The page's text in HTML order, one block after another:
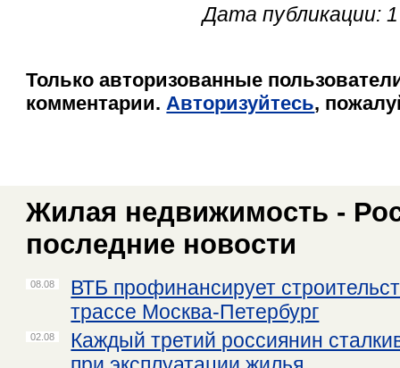
Дата публикации:
Только авторизованные
комментарии. Авторизуйтесь,
Жилая недвижимость -
последние новости
08.08
ВТБ профинансирует
трассе Москва-Петербург
02.08
Каждый третий россиянин